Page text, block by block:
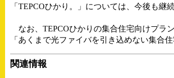
「TEPCOひかり。」については、今後も継
なお、TEPCOひかりの集合住宅向けプラ
「あくまで光ファイバを引き込めない集合
関連情報